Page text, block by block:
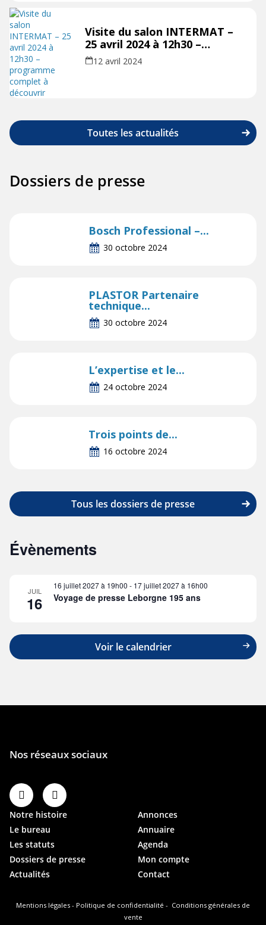
Visite du salon INTERMAT –
25 avril 2024 à 12h30 –
programme complet à
découvrir
12 avril 2024
Toutes les actualités
Dossiers de presse
Bosch Professional –...
30 octobre 2024
PLASTOR Partenaire
technique...
30 octobre 2024
L’expertise et le...
24 octobre 2024
Trois points de...
16 octobre 2024
Tous les dossiers de presse
Évènements
JUIL
16
16 juillet 2027 à 19h00 - 17 juillet 2027 à 16h00
Voyage de presse Leborgne 195 ans
Voir le calendrier
Notre histoire
Le bureau
Les statuts
Dossiers de presse
Actualités
Annonces
Annuaire
Agenda
Mon compte
Contact
Mentions légales - Politique de confidentialité - Conditions générales de
vente